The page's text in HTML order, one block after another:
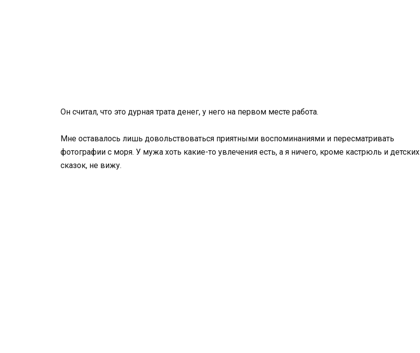
Он считал, что это дурная трата денег, у него на первом месте работа.
Мне оставалось лишь довольствоваться приятными воспоминаниями и пересматривать
фотографии с моря. У мужа хоть какие-то увлечения есть, а я ничего, кроме кастрюль и детских
сказок, не вижу.